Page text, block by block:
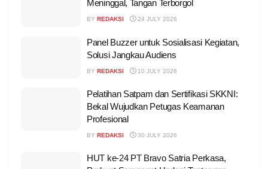
Meninggal, Tangan Terborgol
BY REDAKSI 24 JULY 2026
Panel Buzzer untuk Sosialisasi Kegiatan,
Solusi Jangkau Audiens
BY REDAKSI 10 JULY 2026
Pelatihan Satpam dan Sertifikasi SKKNI:
Bekal Wujudkan Petugas Keamanan
Profesional
BY REDAKSI 30 JULY 2026
HUT ke-24 PT Bravo Satria Perkasa,